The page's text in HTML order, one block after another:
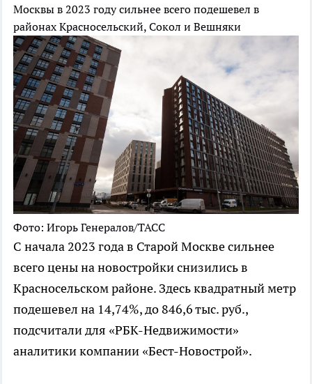
Москвы в 2023 году сильнее всего подешевел в
районах Красносельский, Сокол и Вешняки
Фото: Игорь Генералов/ТАСС
С начала 2023 года в Старой Москве сильнее
всего цены на новостройки снизились в
Красносельском районе. Здесь квадратный метр
подешевел на 14,74%, до 846,6 тыс. руб.,
подсчитали для «РБК-Недвижимости»
аналитики компании «Бест-Новострой».